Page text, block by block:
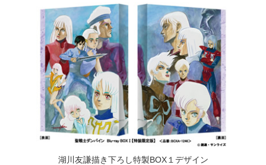
湖川友謙描き下ろし特製BOX１デザイン